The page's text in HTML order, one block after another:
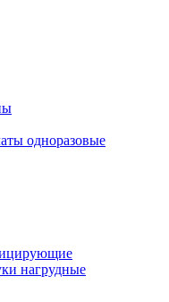
одноразовые
нагрудные